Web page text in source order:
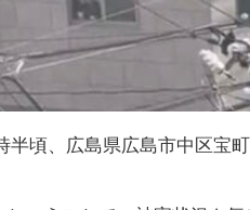
半頃、広島県広島市中区宝